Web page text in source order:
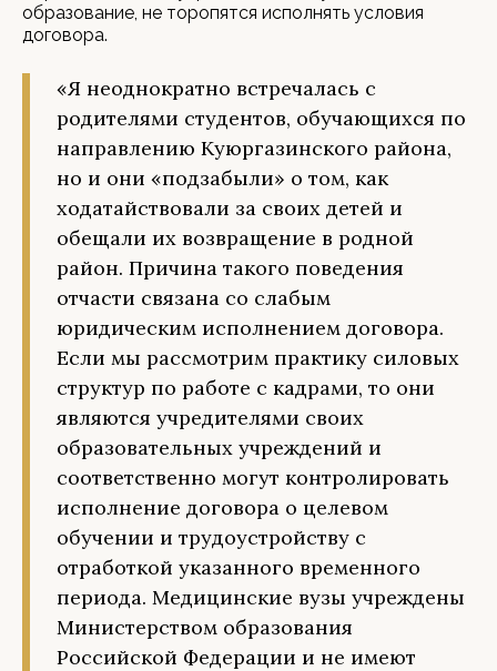
образование, не торопятся исполнять условия
договора.
«Я неоднократно встречалась с
родителями студентов, обучающихся по
направлению Куюргазинского района,
но и они «подзабыли» о том, как
ходатайствовали за своих детей и
обещали их возвращение в родной
район. Причина такого поведения
отчасти связана со слабым
юридическим исполнением договора.
Если мы рассмотрим практику силовых
структур по работе с кадрами, то они
являются учредителями своих
образовательных учреждений и
соответственно могут контролировать
исполнение договора о целевом
обучении и трудоустройству с
отработкой указанного временного
периода. Медицинские вузы учреждены
Министерством образования
Российской Федерации и не имеют